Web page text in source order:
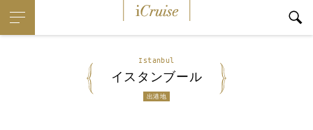
Istanbul
イスタンブール
出港地